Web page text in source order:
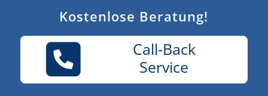
Kostenlose Beratung!
Call-Back
Service